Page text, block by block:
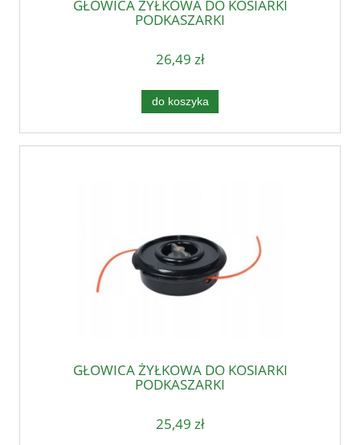
GŁOWICA ŻYŁKOWA DO KOSIARKI
PODKASZARKI
26,49 zł
do koszyka
GŁOWICA ŻYŁKOWA DO KOSIARKI
PODKASZARKI
25,49 zł